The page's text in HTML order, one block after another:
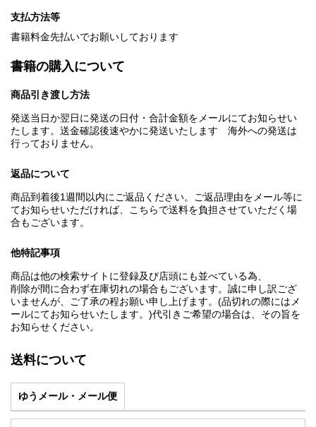
支払方法等
書籍料金先払いでお願いしております
書籍の購入について
商品引き渡し方法
発送当日か翌日に発送の日付・合計金額をメールにてお知らせい
たします。送金確認後速やかに発送いたします 海外への発送は
行っておりません。
返品について
商品到着後1週間以内にご返品ください。ご返品理由をメール等に
てお知らせいただければ、こちらで送料を負担させていただく場
合もございます。
他特記事項
商品は他の検索サイトに登録及び店頭にも並べている為、
削除が間に合わず在庫切れの場合もございます。誠に申し訳ござ
いませんが、ご了承の程お願い申し上げます。(品切れの際にはメ
ールにてお知らせいたします。)代引きご希望の場合は、その旨を
お知らせください。
送料について
ゆうメール・メール便